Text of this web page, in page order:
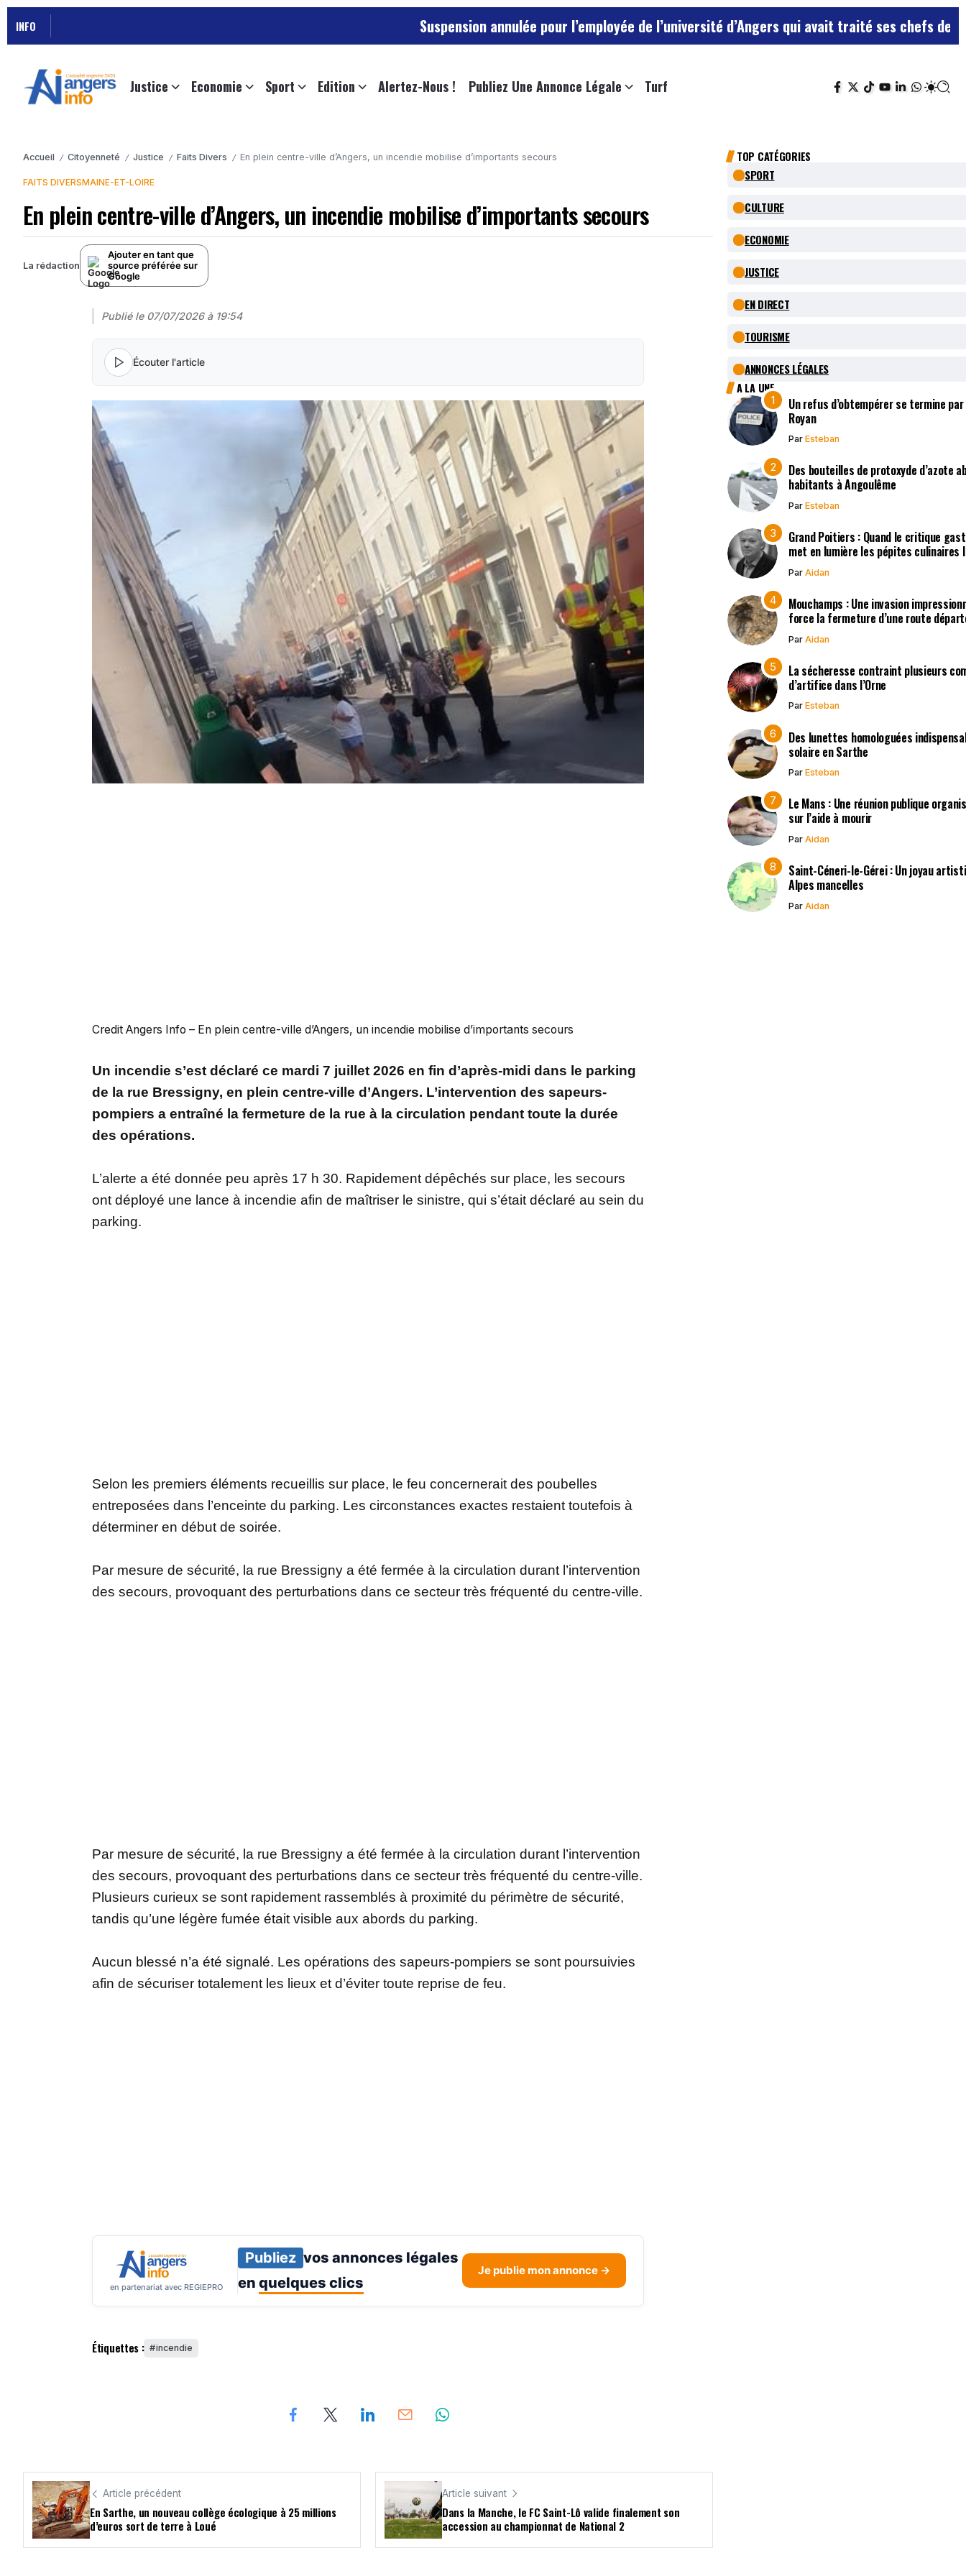
INFO Suspension annulée pour l’employée de l’université d’Angers qui avait traité ses chefs de “chiens”Le
Justice Economie Sport Edition Alertez-Nous ! Publiez Une Annonce Légale Turf
Accueil / Citoyenneté / Justice / Faits Divers / En plein centre-ville d’Angers, un incendie mobilise d’importants secours
FAITS DIVERSMAINE-ET-LOIRE
En plein centre-ville d’Angers, un incendie mobilise d’importants secours
La rédaction
Ajouter en tant que
source préférée sur
Google
Publié le 07/07/2026 à 19:54
Écouter l'article
Credit Angers Info – En plein centre-ville d’Angers, un incendie mobilise d’importants secours
Un incendie s’est déclaré ce mardi 7 juillet 2026 en fin d’après-midi dans le parking
de la rue Bressigny, en plein centre-ville d’Angers. L’intervention des sapeurs-
pompiers a entraîné la fermeture de la rue à la circulation pendant toute la durée
des opérations.
L’alerte a été donnée peu après 17 h 30. Rapidement dépêchés sur place, les secours
ont déployé une lance à incendie afin de maîtriser le sinistre, qui s’était déclaré au sein du
parking.
Selon les premiers éléments recueillis sur place, le feu concernerait des poubelles
entreposées dans l’enceinte du parking. Les circonstances exactes restaient toutefois à
déterminer en début de soirée.
Par mesure de sécurité, la rue Bressigny a été fermée à la circulation durant l’intervention
des secours, provoquant des perturbations dans ce secteur très fréquenté du centre-ville.
Par mesure de sécurité, la rue Bressigny a été fermée à la circulation durant l’intervention
des secours, provoquant des perturbations dans ce secteur très fréquenté du centre-ville.
Plusieurs curieux se sont rapidement rassemblés à proximité du périmètre de sécurité,
tandis qu’une légère fumée était visible aux abords du parking.
Aucun blessé n’a été signalé. Les opérations des sapeurs-pompiers se sont poursuivies
afin de sécuriser totalement les lieux et d’éviter toute reprise de feu.
en partenariat avec REGIEPRO
Publiez vos annonces légales
en quelques clics
Je publie mon annonce →
Étiquettes : incendie
Article précédent
En Sarthe, un nouveau collège écologique à 25 millions
d’euros sort de terre à Loué
Article suivant
Dans la Manche, le FC Saint-Lô valide finalement son
accession au championnat de National 2
TOP CATÉGORIES
SPORT
CULTURE
ECONOMIE
JUSTICE
EN DIRECT
TOURISME
ANNONCES LÉGALES
A LA UNE
Un refus d’obtempérer se termine
Royan
Par Esteban
Des bouteilles de protoxyde d’azote
habitants à Angoulême
Par Esteban
Grand Poitiers : Quand le critique
met en lumière les pépites culinaires
Par Aidan
Mouchamps : Une invasion
force la fermeture d’une route
Par Aidan
La sécheresse contraint plusieurs
d’artifice dans l’Orne
Par Esteban
Des lunettes homologuées
solaire en Sarthe
Par Esteban
Le Mans : Une réunion publique
sur l’aide à mourir
Par Aidan
Saint-Céneri-le-Gérei : Un joyau
Alpes mancelles
Par Aidan